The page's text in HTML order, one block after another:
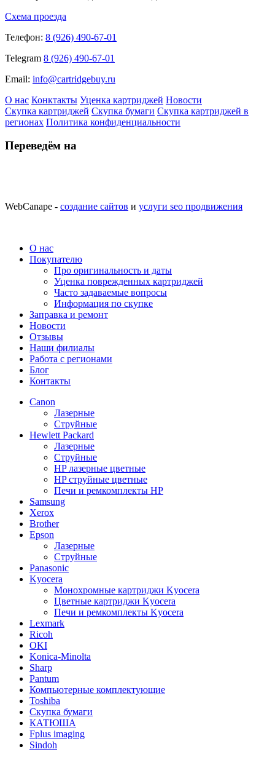
Схема проезда
Телефон: 8 (926) 490-67-01
Telegram 8 (926) 490-67-01
Email: info@cartridgebuy.ru
О нас Конктакты Уценка картриджей Новости
Скупка картриджей Скупка бумаги Скупка картриджей в
регионах Политика конфиденциальности
Переведём на
WebCanape - создание сайтов и услуги seo продвижения
О нас
Покупателю
Про оригинальность и даты
Уценка поврежденных картриджей
Часто задаваемые вопросы
Информация по скупке
Заправка и ремонт
Новости
Отзывы
Наши филиалы
Работа с регионами
Блог
Контакты
Canon
Лазерные
Струйные
Hewlett Packard
Лазерные
Струйные
HP лазерные цветные
HP струйные цветные
Печи и ремкомплекты HP
Samsung
Xerox
Brother
Epson
Лазерные
Струйные
Panasonic
Kyocera
Монохромные картриджи Kyocera
Цветные картриджи Kyocera
Печи и ремкомплекты Kyocera
Lexmark
Ricoh
OKI
Konica-Minolta
Sharp
Pantum
Компьютерные комплектующие
Toshiba
Скупка бумаги
КАТЮША
Fplus imaging
Sindoh